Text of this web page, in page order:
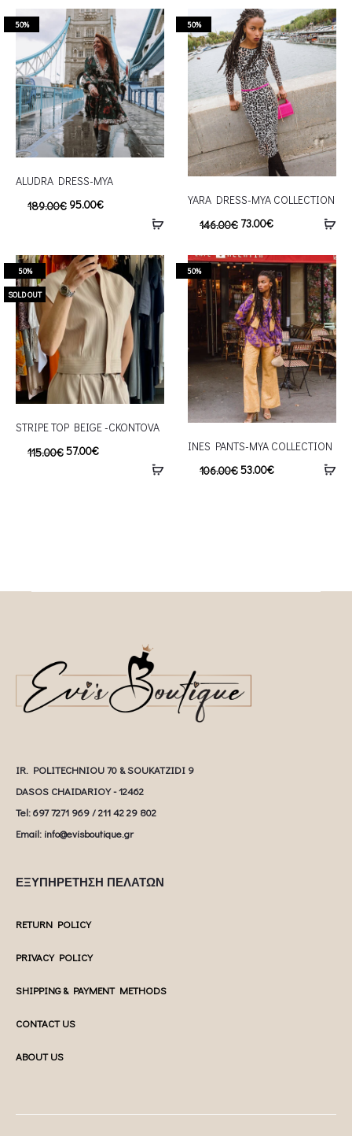
50%
ALUDRA DRESS-MYA
189.00€ 95.00€
50%
YARA DRESS-MYA COLLECTION
146.00€ 73.00€
50%
SOLD OUT
STRIPE TOP BEIGE -CKONTOVA
115.00€57.00€
50%
INES PANTS-MYA COLLECTION
106.00€53.00€
IR. POLITECHNIOU 70 & SOUKATZIDI 9
DASOS CHAIDARIOY - 12462
Tel: 697 7271 969 / 211 42 29 802
Email: info@evisboutique.gr
ΕΞΥΠΗΡΕΤΗΣΗ ΠΕΛΑΤΩΝ
RETURN POLICY
PRIVACY POLICY
SHIPPING & PAYMENT METHODS
CONTACT US
ABOUT US